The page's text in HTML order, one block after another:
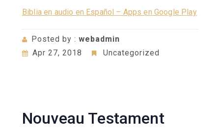
Biblia en audio en Español – Apps en Google Play
Posted by : webadmin
Apr 27, 2018
Uncategorized
Nouveau Testament